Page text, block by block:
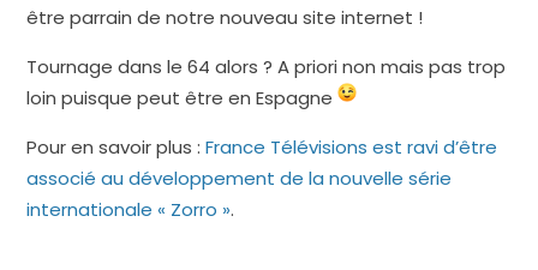
être parrain de notre nouveau site internet !
Tournage dans le 64 alors ? A priori non mais pas trop
loin puisque peut être en Espagne
Pour en savoir plus :France Télévisions est ravi d’être
associé au développement de la nouvelle série
internationale « Zorro ».